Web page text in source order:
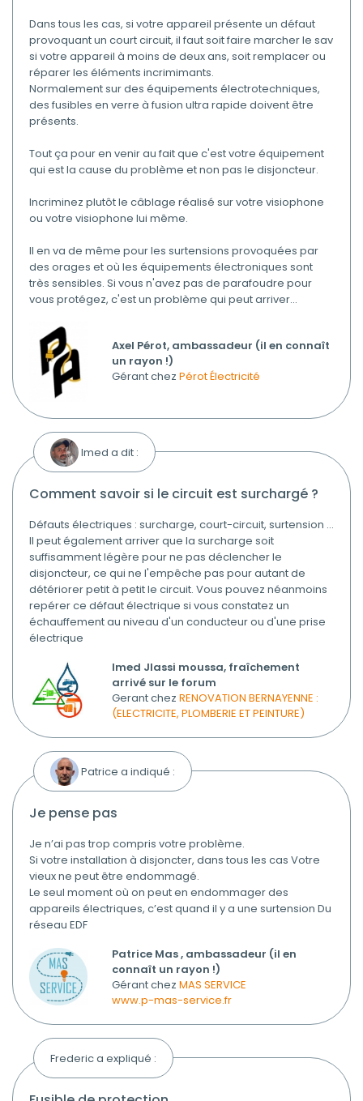
Dans tous les cas, si votre appareil présente un défaut
provoquant un court circuit, il faut soit faire marcher le sav
si votre appareil à moins de deux ans, soit remplacer ou
réparer les éléments incrimimants.
Normalement sur des équipements électrotechniques,
des fusibles en verre à fusion ultra rapide doivent être
présents.
Tout ça pour en venir au fait que c'est votre équipement
qui est la cause du problème et non pas le disjoncteur.
Incriminez plutôt le câblage réalisé sur votre visiophone
ou votre visiophone lui même.
Il en va de même pour les surtensions provoquées par
des orages et où les équipements électroniques sont
très sensibles. Si vous n'avez pas de parafoudre pour
vous protégez, c'est un problème qui peut arriver...
Axel Pérot, ambassadeur (il en connaît
un rayon !)
Gérant chez Pérot Électricité
Imed a dit :
comment savoir si le circuit est surchargé ?
Défauts électriques : surcharge, court-circuit, surtension ...
Il peut également arriver que la surcharge soit
suffisamment légère pour ne pas déclencher le
disjoncteur, ce qui ne l'empêche pas pour autant de
détériorer petit à petit le circuit. Vous pouvez néanmoins
repérer ce défaut électrique si vous constatez un
échauffement au niveau d'un conducteur ou d'une prise
électrique
Imed Jlassi moussa, fraîchement
arrivé sur le forum
Gerant chez RENOVATION BERNAYENNE :
(ELECTRICITE, PLOMBERIE ET PEINTURE)
Patrice a indiqué :
je pense pas
Je n’ai pas trop compris votre problème.
Si votre installation à disjoncter, dans tous les cas Votre
vieux ne peut être endommagé.
Le seul moment où on peut en endommager des
appareils électriques, c’est quand il y a une surtension Du
réseau EDF
Patrice Mas , ambassadeur (il en
connaît un rayon !)
Gérant chez MAS SERVICE
www.p-mas-service.fr
Frederic a expliqué :